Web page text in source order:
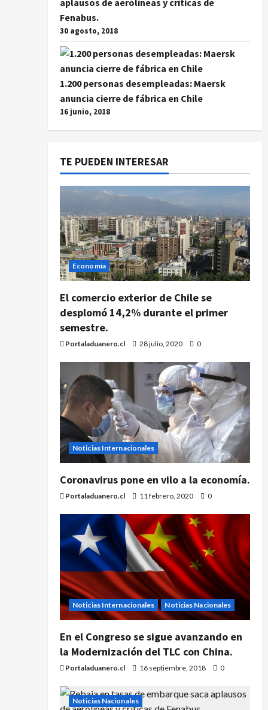
aplausos de aerolíneas y críticas de
Fenabus.
30 agosto, 2018
1.200 personas desempleadas: Maersk
anuncia cierre de fábrica en Chile
16 junio, 2018
TE PUEDEN INTERESAR
Economía
El comercio exterior de Chile se
desplomó 14,2% durante el primer
semestre.
Portaladuanero.cl 28 julio, 2020 0
Noticias Internacionales
Coronavirus pone en vilo a la economía.
Portaladuanero.cl 11 febrero, 2020 0
Noticias Internacionales Noticias Nacionales
En el Congreso se sigue avanzando en
la Modernización del TLC con China.
Portaladuanero.cl 16 septiembre, 2018 0
Noticias Nacionales